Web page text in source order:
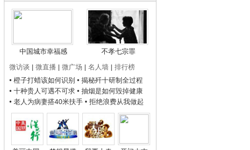
中国城市幸福感
不孝七宗罪
微访谈 | 微直播 | 微广场 | 名人墙 | 排行榜
• 橙子打蜡该如何识别 • 揭秘歼十研制全过程
• 十种贵人可遇不可求 • 抽烟是如何毁掉健康
• 老人为病妻搭40米扶手 • 拒绝浪费从我做起